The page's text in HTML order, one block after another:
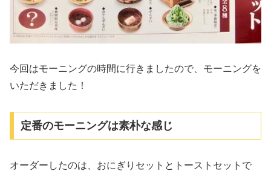
今回はモーニングの時間に行きましたので、モーニングを
いただきました！
定番のモーニングは素朴な感じ
オーダーしたのは、おにぎりセットとトーストセットで